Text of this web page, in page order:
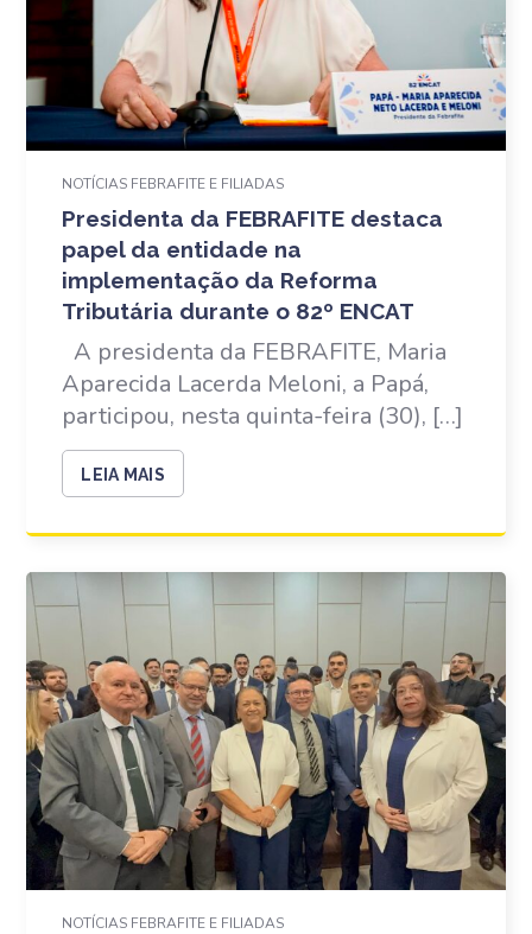
NOTÍCIAS FEBRAFITE E FILIADAS
Presidenta da FEBRAFITE destaca
papel da entidade na
implementação da Reforma
Tributária durante o 82º ENCAT
A presidenta da FEBRAFITE, Maria
Aparecida Lacerda Meloni, a Papá,
participou, nesta quinta-feira (30), […]
LEIA MAIS
NOTÍCIAS FEBRAFITE E FILIADAS